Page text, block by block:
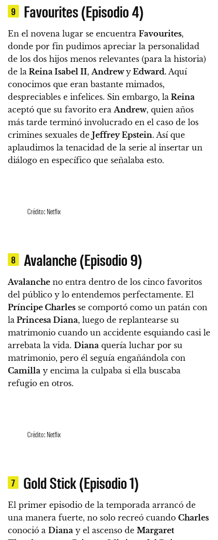
9 Favourites (Episodio 4)
En el novena lugar se encuentra Favourites,
donde por fin pudimos apreciar la personalidad
de los dos hijos menos relevantes (para la historia)
de la Reina Isabel II, Andrewy Edward. Aquí
conocimos que eran bastante mimados,
despreciables e infelices. Sin embargo, la Reina
aceptó que su favorito era Andrew, quien años
más tarde terminó involucrado en el caso de los
crimines sexuales de Jeffrey Epstein. Así que
aplaudimos la tenacidad de la serie al insertar un
diálogo en específico que señalaba esto.
Crédito: Netflix
8 Avalanche (Episodio 9)
Avalanche no entra dentro de los cinco favoritos
del público y lo entendemos perfectamente. El
Príncipe Charles se comportó como un patán con
la Princesa Diana, luego de replantearse su
matrimonio cuando un accidente esquiando casi le
arrebata la vida. Diana quería luchar por su
matrimonio, pero él seguía engañándola con
Camilla y encima la culpaba si ella buscaba
refugio en otros.
Crédito: Netflix
7 Gold Stick (Episodio 1)
El primer episodio de la temporada arrancó de
una manera fuerte, no solo recreó cuando Charles
conoció a Diana y el ascenso de Margaret